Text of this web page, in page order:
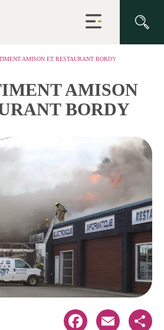
Ouvrir
la
AMISON ET RESTAURANT BORDY
AMISON
BORDY
Facebook Email Share